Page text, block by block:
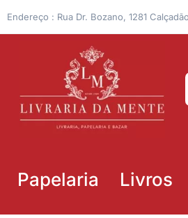
Endereço : Rua Dr. Bozano, 1281
Papelaria Livros